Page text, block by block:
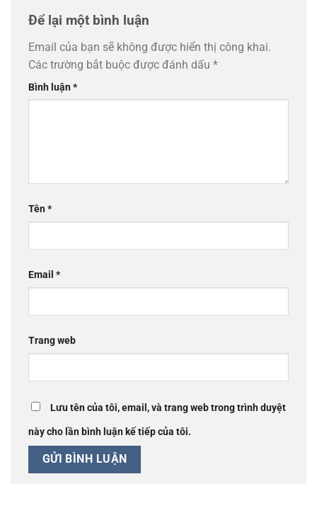
Để lại một bình luận
Email của bạn sẽ không được hiển thị công khai.
Các trường bắt buộc được đánh dấu *
Bình luận*
Tên*
Email *
Trang web
Lưu tên của tôi, email, và trang web trong trình duyệt
này cho lần bình luận kế tiếp của tôi.